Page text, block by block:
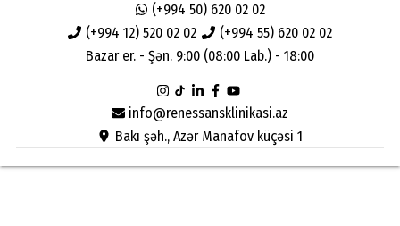
info@renessansklinikasi.az
Bakı şəh., Azər Manafov küçəsi 1
(+994 12) 520 02 02 (+994 55) 620 02 02
(+994 50) 620 02 02
Bazar er. - Şən. 9:00 (08:00 Lab.) - 18:00